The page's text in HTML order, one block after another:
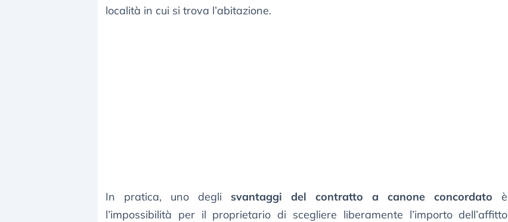
località in cui si trova l’abitazione.
In pratica, uno degli svantaggi del contratto a canone concordato è
l’impossibilità per il proprietario di scegliere liberamente l’importo dell’affitto